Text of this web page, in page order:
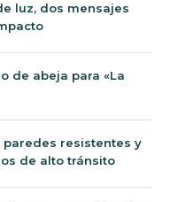
luz, dos mensajes
de abeja para «La
resistentes y
de alto tránsito